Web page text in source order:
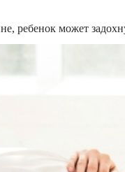
ребенок может